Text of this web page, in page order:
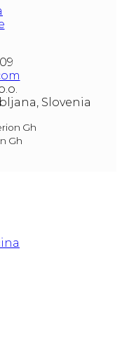
Slovenia
Gh
Gh